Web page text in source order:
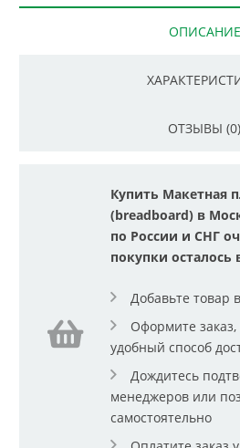
ОПИСАНИЕ
ОТЗЫВЫ (0)
Купить Макетная
(breadboard) в
по России и СНГ
покупки осталось
Добавьте товар
Оформите
удобный способ
Дождитесь
менеджеров или
самостоятельно